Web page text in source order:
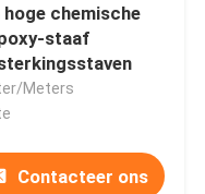
hoge chemische
staaf
Meters
Contacteer ons